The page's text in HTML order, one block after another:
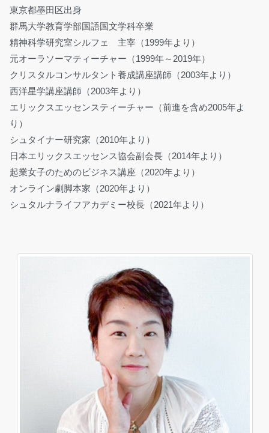
東京都墨田区出身
群馬大学教育学部国語国文学科卒業
精神科学研究室シルフェ 主宰（1999年より）
元オーラソーマティーチャー（1999年～2019年）
クリスタルコンサルタント養成講座講師（2003年より）
西洋星学講座講師（2003年より）
エリックスエッセンスティーチャー（前進を含め2005年よ
り）
シュタイナー研究家（2010年より）
日本エリックスエッセンス協会副会長（2014年より）
起業女子のためのビジネス講座（2020年より）
オンライン劇脚本家（2020年より）
シュタルナライフアカデミー校長（2021年より）